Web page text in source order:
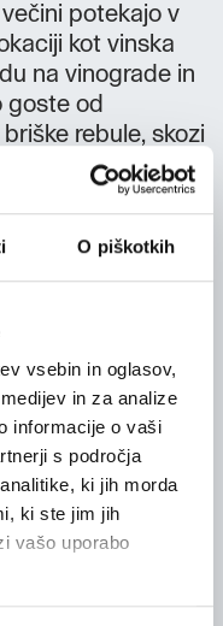
O piškotkih
vsebin in oglasov,
in za analize
informacije o vaši
s področja
ki jih morda
ki ste jim jih
vašo uporabo
potekajo v
kot vinska
na vinograde in
goste od
rebule, skozi
merlota.
v
PONUDBA
naročilu Voden
Noter: 20
INFORMACIJE
fantovščine
Dostopno z
za invalide